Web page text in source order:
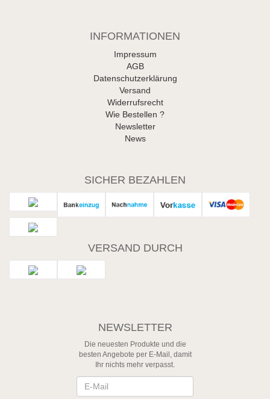
INFORMATIONEN
Impressum
AGB
Datenschutzerklärung
Versand
Widerrufsrecht
Wie Bestellen ?
Newsletter
News
SICHER BEZAHLEN
VERSAND DURCH
NEWSLETTER
Die neuesten Produkte und die
besten Angebote per E-Mail, damit
Ihr nichts mehr verpasst.